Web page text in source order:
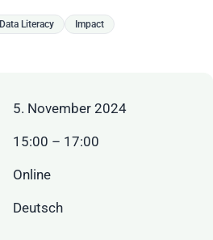
Data Literacy Impact
5. November 2024
15:00 – 17:00
Online
Deutsch